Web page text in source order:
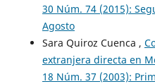
30 Núm. 74 (2015):
Agosto
Sara Quiroz Cuenca ,
extranjera directa en
18 Núm. 37 (2003):